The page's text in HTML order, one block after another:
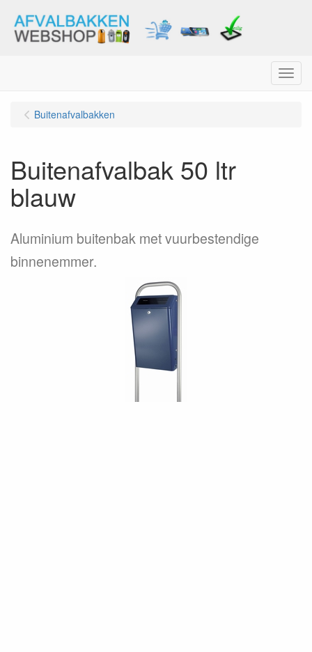
Menu
Buitenafvalbakken
Buitenafvalbak 50 ltr
blauw
Aluminium buitenbak met vuurbestendige
binnenemmer.